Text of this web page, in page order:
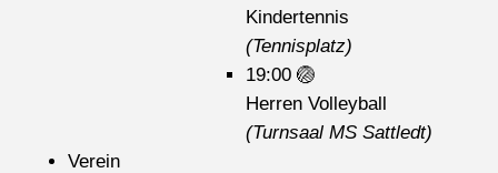
Kindertennis
(Tennisplatz)
19:00🏐
Herren Volleyball
(Turnsaal MS Sattledt)
Verein